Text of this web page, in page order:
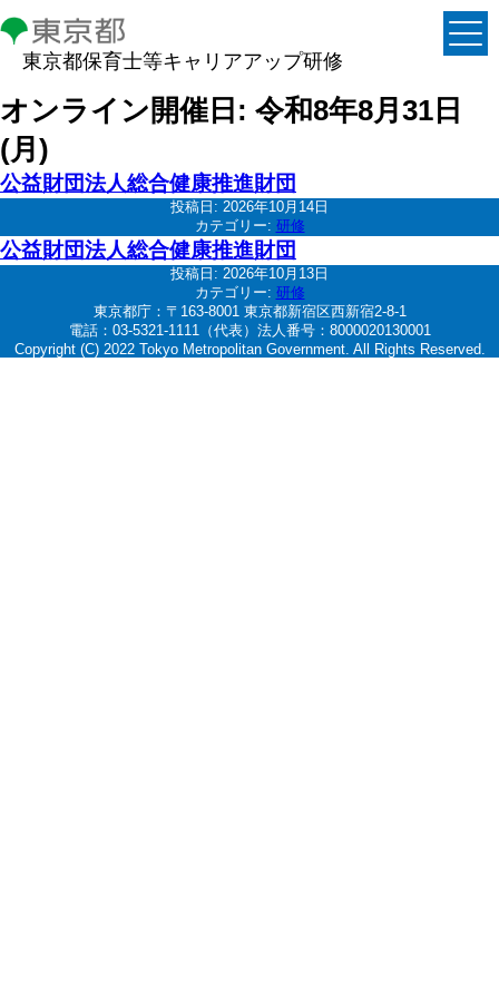
東京都保育士等キャリアアップ研修
オンライン開催日: 令和8年8月31日
(月)
公益財団法人総合健康推進財団
投稿日: 2026年10月14日
カテゴリー: 研修
公益財団法人総合健康推進財団
投稿日: 2026年10月13日
カテゴリー: 研修
東京都庁：〒163-8001 東京都新宿区西新宿2-8-1
電話：03-5321-1111（代表）法人番号：8000020130001
Copyright (C) 2022 Tokyo Metropolitan Government. All Rights Reserved.